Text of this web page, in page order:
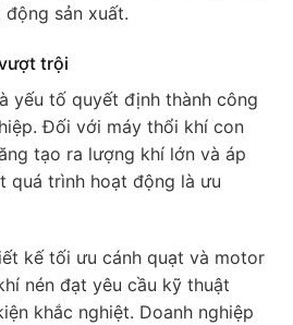
sản xuất.
trội
yếu tố quyết định thành công
Đối với máy thổi khí con
tạo ra lượng khí lớn và áp
quá trình hoạt động là ưu
kế tối ưu cánh quạt và motor
nén đạt yêu cầu kỹ thuật
khắc nghiệt. Doanh nghiệp